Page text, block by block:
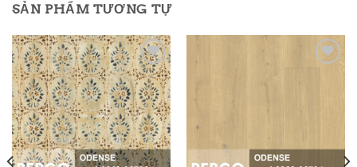
SẢN PHẨM TƯƠNG TỰ
Add to
wishlist